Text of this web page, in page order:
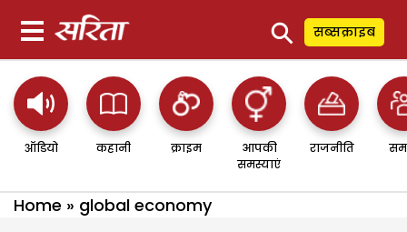
⚲ सब्सक्राइब
ऑडियो कहानी क्राइम
आपकी
समस्याएं
राजनीति
Home » global economy